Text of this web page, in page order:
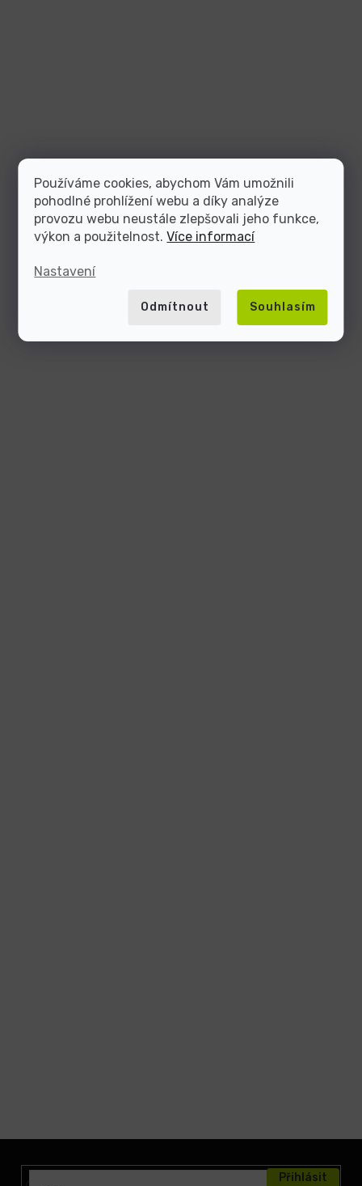
Používáme cookies, abychom Vám umožnili
pohodlné prohlížení webu a díky analýze
provozu webu neustále zlepšovali jeho funkce,
výkon a použitelnost.Více informací
Nastavení
Odmítnout Souhlasím
Přihlásit